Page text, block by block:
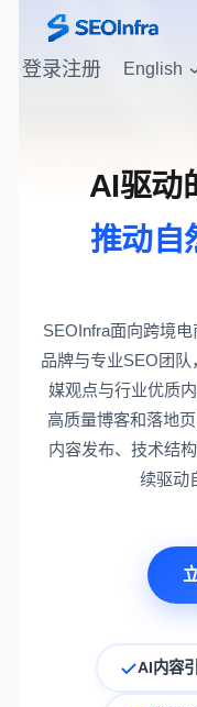
登录注册 English
AI驱动
推动自
SEOInfra面向跨境
品牌与专业SEO团队
媒观点与行业优质
高质量博客和落地
内容发布、技术结
续驱动
AI内容